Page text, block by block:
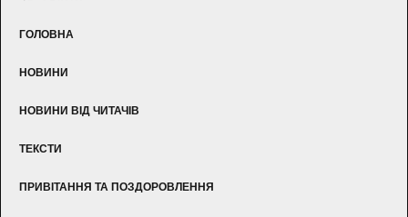
ГОЛОВНА
НОВИНИ
НОВИНИ ВІД ЧИТАЧІВ
ТЕКСТИ
ПРИВІТАННЯ ТА ПОЗДОРОВЛЕННЯ